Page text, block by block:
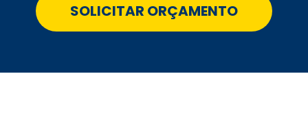
SOLICITAR ORÇAMENTO